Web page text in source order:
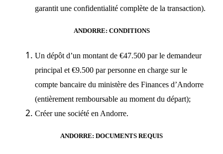
garantit une confidentialité complète de la transaction).
ANDORRE: CONDITIONS
Un dépôt d’un montant de €47.500 par le demandeur
principal et €9.500 par personne en charge sur le
compte bancaire du ministère des Finances d’Andorre
(entièrement remboursable au moment du départ);
Créer une société en Andorre.
ANDORRE: DOCUMENTS REQUIS